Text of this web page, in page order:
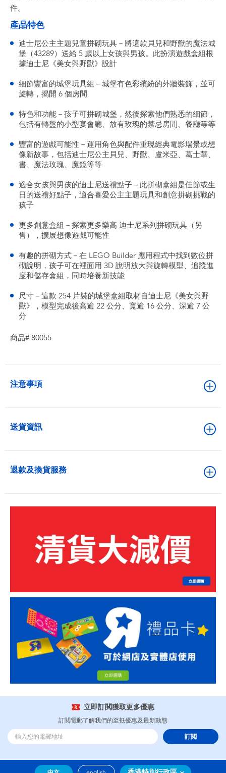
件。
產品特色
迪士尼公主主題兒童拼砌玩具－將這款貝兒和野獸的魔法城
堡（43289）送給 5 歲以上女孩與男孩。此扮演遊戲盒組根
據迪士尼《美女與野獸》設計
細節豐富的城堡玩具組－城堡有色彩繽紛的外牆裝飾，並可
旋轉，揭開 6 個房間
特色和功能－孩子可拼砌城堡，然後探索他們熟悉的細節，
包括有轉盤的小型宴會廳、放有玫瑰的禁忌房間、餐廳等等
豐富的遊戲可能性－運用角色與配件重現經典電影場景或想
像新故事，包括迪士尼公主貝兒、野獸、盧米亞、葛士華、
書、魔法玫瑰、魔鏡等等
適合女孩與男孩的迪士尼送禮點子－此拼砌盒組是佳節或生
日的送禮好點子，適合喜愛公主主題玩具和創意拼砌挑戰的
孩子
更多創意盒組－探索更多樂高 迪士尼系列拼砌玩具（另
售），擴展想像遊戲可能性
有趣的拼砌方式－在 LEGO Builder 應用程式中找到數位拼
砌說明，孩子可在裡面用 3D 說明放大與旋轉模型、追蹤進
度和儲存盒組，同時培養新技能
尺寸－這款 254 片裝的城堡盒組取材自迪士尼《美女與野
獸》，模型完成後高逾 22 公分、寬逾 16 公分、深逾 7 公
分
商品# 80055
注意事項
送貨資訊
退款及換貨服務
立即訂閲獲取更多優惠
訂閲電郵了解我們的至抵優惠及最新動態
訂閲